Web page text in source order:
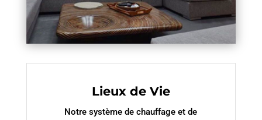
Lieux de Vie
Notre système de chauffage et de